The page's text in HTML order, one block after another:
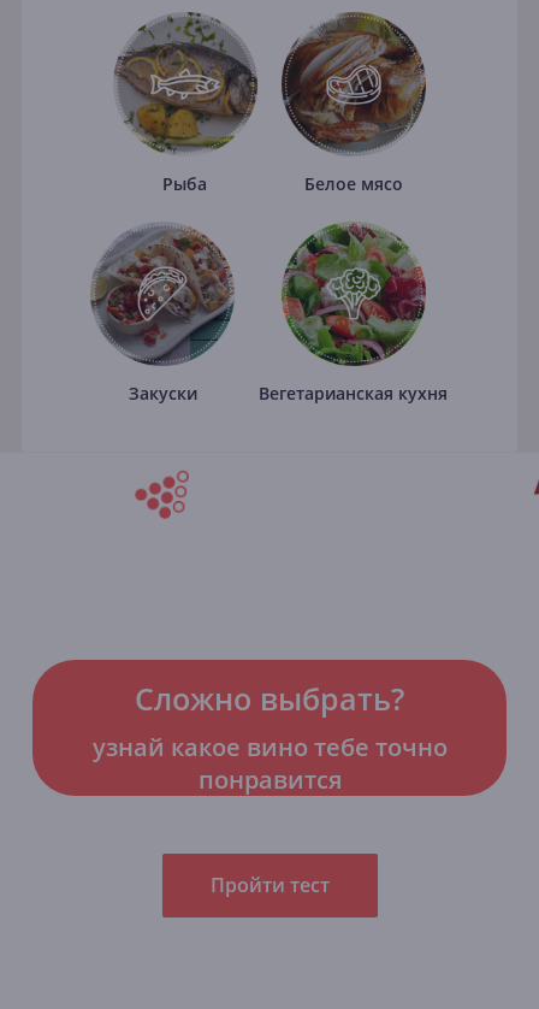
Рыба Белое мясо
Закуски Вегетарианская кухня
Сложно выбрать?
узнай какое вино тебе точно
понравится
Пройти тест